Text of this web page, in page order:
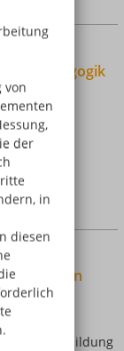
von
der
in
diesen
zum
von
den
in der Ausbildung